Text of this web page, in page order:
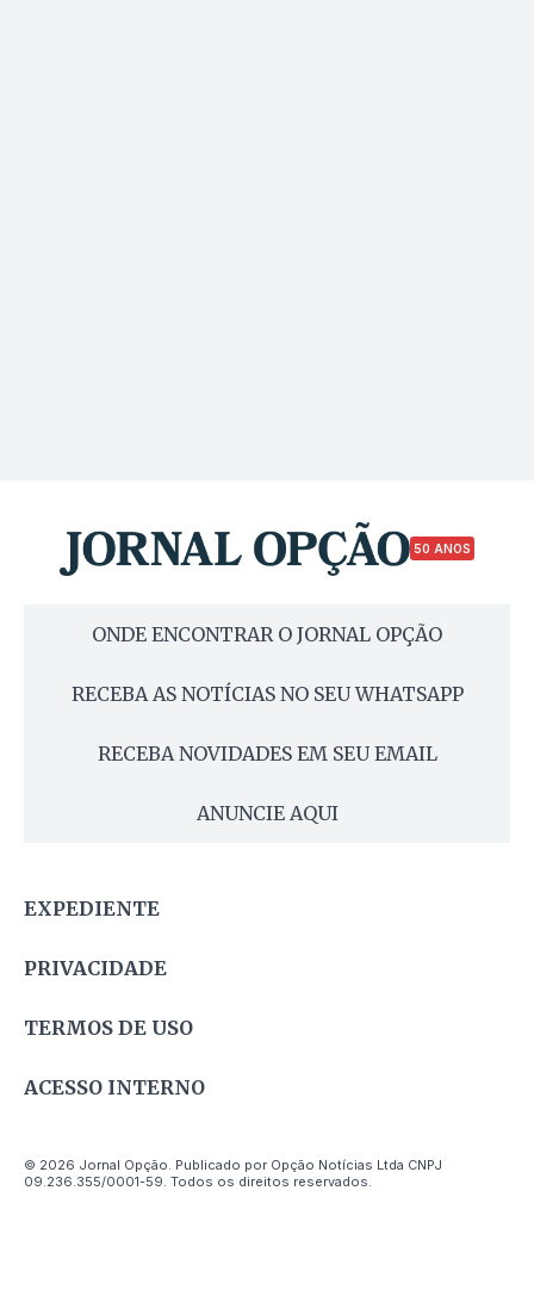
50 ANOS
ONDE ENCONTRAR O JORNAL OPÇÃO
RECEBA AS NOTÍCIAS NO SEU WHATSAPP
RECEBA NOVIDADES EM SEU EMAIL
ANUNCIE AQUI
EXPEDIENTE
PRIVACIDADE
TERMOS DE USO
ACESSO INTERNO
© 2026 Jornal Opção. Publicado por Opção Notícias Ltda CNPJ
09.236.355/0001-59. Todos os direitos reservados.